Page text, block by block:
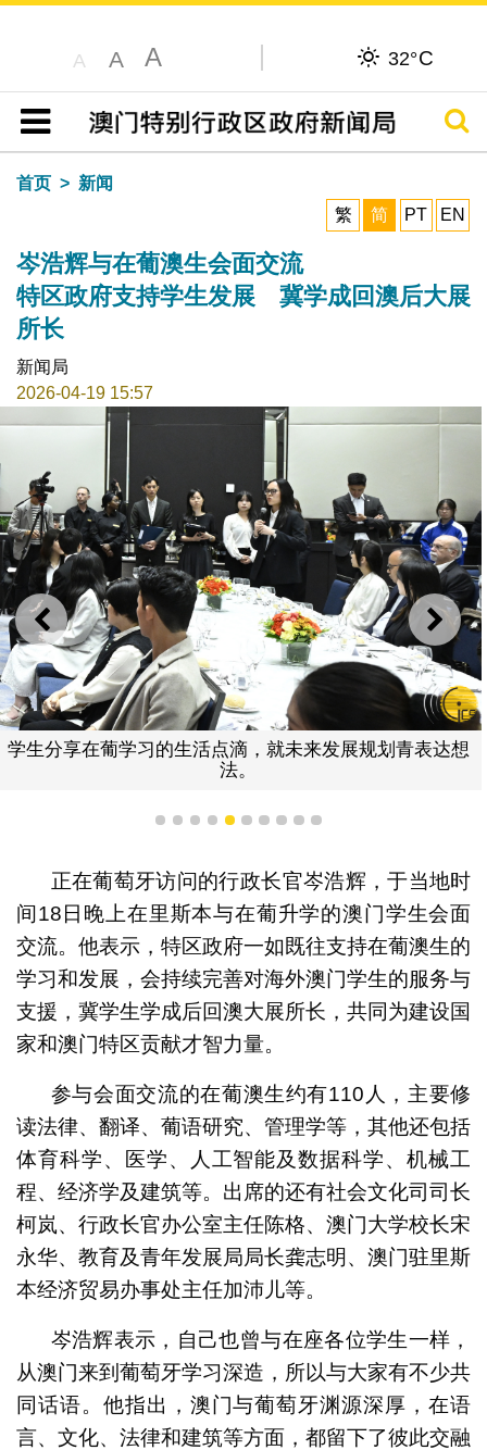
A A A 32°C
目录
搜寻
首页
新闻
繁
简 PT EN
岑浩辉与在葡澳生会面交流
特区政府支持学生发展 冀学成回澳后大展
所长
新闻局
2026-04-19 15:57
上一则 下一
滴，就未来发展规划青表达想
行政长官岑浩辉与
1 2 3 4 5 6 7 8 9 10
正在葡萄牙访问的行政长官岑浩辉，于当地时
间18日晚上在里斯本与在葡升学的澳门学生会面
交流。他表示，特区政府一如既往支持在葡澳生的
学习和发展，会持续完善对海外澳门学生的服务与
支援，冀学生学成后回澳大展所长，共同为建设国
家和澳门特区贡献才智力量。
参与会面交流的在葡澳生约有110人，主要修
读法律、翻译、葡语研究、管理学等，其他还包括
体育科学、医学、人工智能及数据科学、机械工
程、经济学及建筑等。出席的还有社会文化司司长
柯岚、行政长官办公室主任陈格、澳门大学校长宋
永华、教育及青年发展局局长龚志明、澳门驻里斯
本经济贸易办事处主任加沛儿等。
岑浩辉表示，自己也曾与在座各位学生一样，
从澳门来到葡萄牙学习深造，所以与大家有不少共
同话语。他指出，澳门与葡萄牙渊源深厚，在语
言、文化、法律和建筑等方面，都留下了彼此交融